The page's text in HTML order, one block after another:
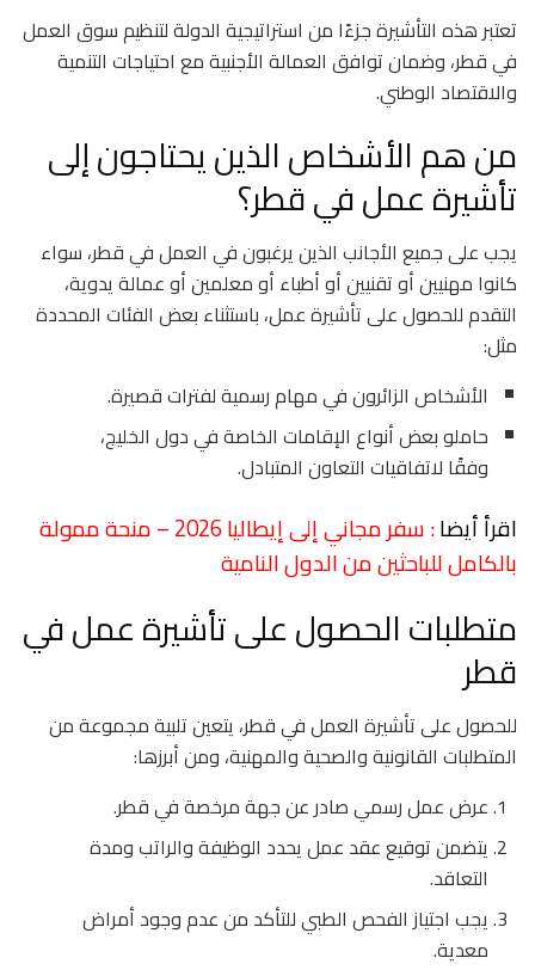
تعتبر هذه التأشيرة جزءًا من استراتيجية الدولة لتنظيم سوق العمل
في قطر، وضمان توافق العمالة الأجنبية مع احتياجات التنمية
والاقتصاد الوطني.
من هم الأشخاص الذين يحتاجون إلى
تأشيرة عمل في قطر؟
يجب على جميع الأجانب الذين يرغبون في العمل في قطر، سواء
كانوا مهنيين أو تقنيين أو أطباء أو معلمين أو عمالة يدوية،
التقدم للحصول على تأشيرة عمل، باستثناء بعض الفئات المحددة
مثل:
الأشخاص الزائرون في مهام رسمية لفترات قصيرة.
حاملو بعض أنواع الإقامات الخاصة في دول الخليج،
وفقًا لاتفاقيات التعاون المتبادل.
اقرأ أيضا
: سفر مجاني إلى إيطاليا 2026 – منحة ممولة
بالكامل للباحثين من الدول النامية
متطلبات الحصول على تأشيرة عمل في
قطر
للحصول على تأشيرة العمل في قطر، يتعين تلبية مجموعة من
المتطلبات القانونية والصحية والمهنية، ومن أبرزها:
عرض عمل رسمي صادر عن جهة مرخصة في قطر.
يتضمن توقيع عقد عمل يحدد الوظيفة والراتب ومدة
التعاقد.
يجب اجتياز الفحص الطبي للتأكد من عدم وجود أمراض
معدية.